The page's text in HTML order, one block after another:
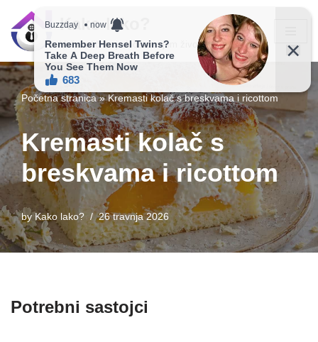
Skip
content
Kako lako?
Vaš vodič ka jednostavnijem životu!
Početna stranica»Kremasti kolač s breskvama i ricottom
Kremasti kolač s
breskvama i ricottom
by Kako lako? 26 travnja 2026
Potrebni sastojci